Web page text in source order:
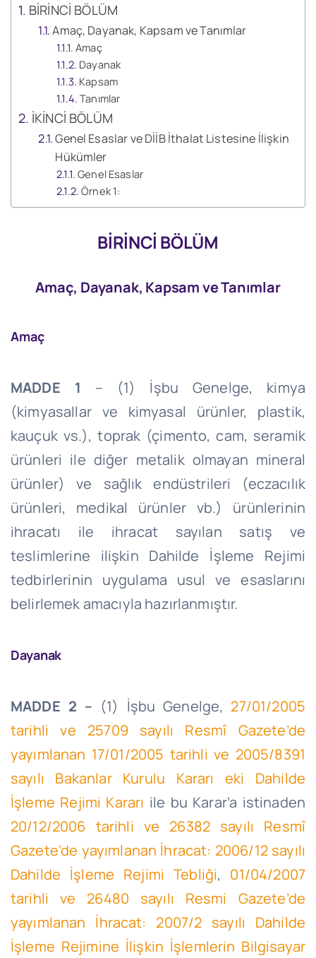
BİRİNCİ BÖLÜM
Amaç, Dayanak, Kapsam ve Tanımlar
Amaç
Dayanak
Kapsam
Tanımlar
İKİNCİ BÖLÜM
Genel Esaslar ve DİİB İthalat Listesine İlişkin
Hükümler
Genel Esaslar
Örnek 1:
BİRİNCİ BÖLÜM
Amaç, Dayanak, Kapsam ve Tanımlar
Amaç
MADDE 1 – (1) İşbu Genelge, kimya
(kimyasallar ve kimyasal ürünler, plastik,
kauçuk vs.), toprak (çimento, cam, seramik
ürünleri ile diğer metalik olmayan mineral
ürünler) ve sağlık endüstrileri (eczacılık
ürünleri, medikal ürünler vb.) ürünlerinin
ihracatı ile ihracat sayılan satış ve
teslimlerine ilişkin Dahilde İşleme Rejimi
tedbirlerinin uygulama usul ve esaslarını
belirlemek amacıyla hazırlanmıştır.
Dayanak
MADDE 2 – (1) İşbu Genelge, 27/01/2005
tarihli ve 25709 sayılı Resmî Gazete’de
yayımlanan 17/01/2005 tarihli ve 2005/8391
sayılı Bakanlar Kurulu Kararı eki Dahilde
İşleme Rejimi Kararı ile bu Karar’a istinaden
20/12/2006 tarihli ve 26382 sayılı Resmî
Gazete’de yayımlanan İhracat: 2006/12 sayılı
Dahilde İşleme Rejimi Tebliği, 01/04/2007
tarihli ve 26480 sayılı Resmi Gazete’de
yayımlanan İhracat: 2007/2 sayılı Dahilde
İşleme Rejimine İlişkin İşlemlerin Bilgisayar